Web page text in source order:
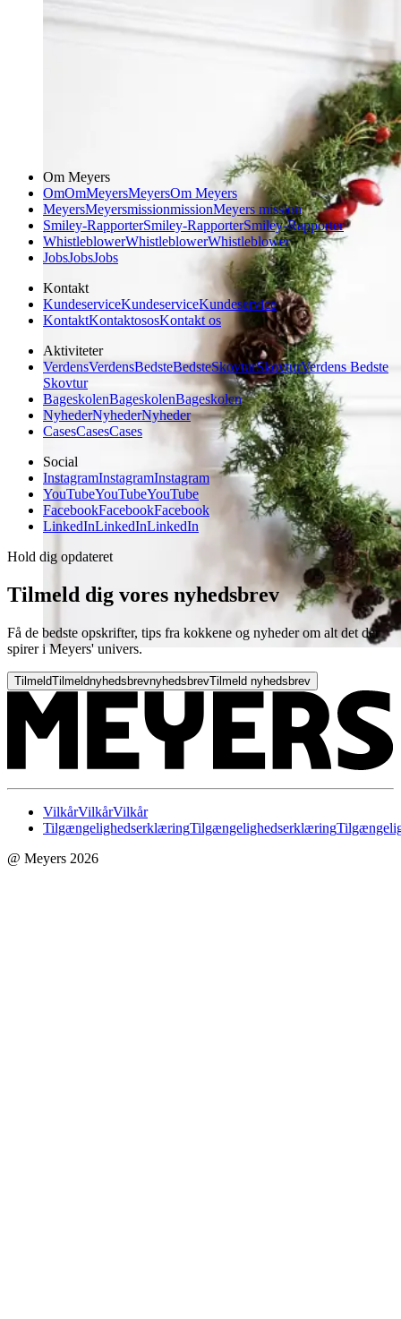
Om Meyers
OmOmMeyersMeyersOm Meyers
MeyersMeyersmissionmissionMeyers mission
Smiley-RapporterSmiley-RapporterSmiley-Rapporter
WhistleblowerWhistleblowerWhistleblower
JobsJobsJobs
Kontakt
KundeserviceKundeserviceKundeservice
KontaktKontaktososKontakt os
Aktiviteter
VerdensVerdensBedsteBedsteSkovturSkovturVerdens Bedste
Skovtur
BageskolenBageskolenBageskolen
NyhederNyhederNyheder
CasesCasesCases
Social
InstagramInstagramInstagram
YouTubeYouTubeYouTube
FacebookFacebookFacebook
LinkedInLinkedInLinkedIn
Hold dig opdateret
Tilmeld dig vores nyhedsbrev
Få de bedste opskrifter, tips fra kokkene og nyheder om alt det der
spirer i Meyers' univers.
TilmeldTilmeldnyhedsbrevnyhedsbrevTilmeld nyhedsbrev
VilkårVilkårVilkår
TilgængelighedserklæringTilgængelighedserklæring
@ Meyers 2026